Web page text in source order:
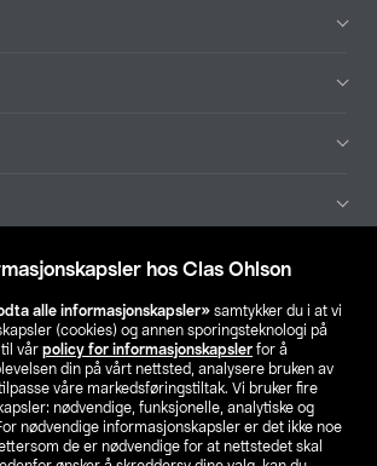
hos Clas Ohlson
alle informasjonskapsler» samtykker du i at vi
(cookies) og annen sporingsteknologi på
vår policy for informasjonskapsler for å
din på vårt nettsted, analysere bruken av
våre markedsføringstiltak. Vi bruker fire
nødvendige, funksjonelle, analytiske og
nødvendige informasjonskapsler er det ikke noe
de er nødvendige for at nettstedet skal
Finn din butikk
SE NO FI